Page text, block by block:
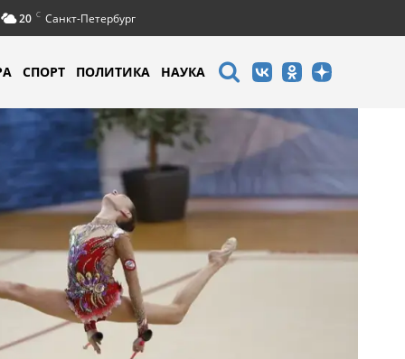
20 C Санкт-Петербург
СПОРТ ПОЛИТИКА НАУКА